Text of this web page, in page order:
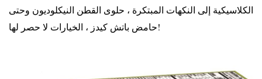
الكلاسيكية إلى النكهات المبتكرة ، حلوى القطن النيكلوديون وحتى
حامض باتش كيدز ، الخيارات لا حصر لها!